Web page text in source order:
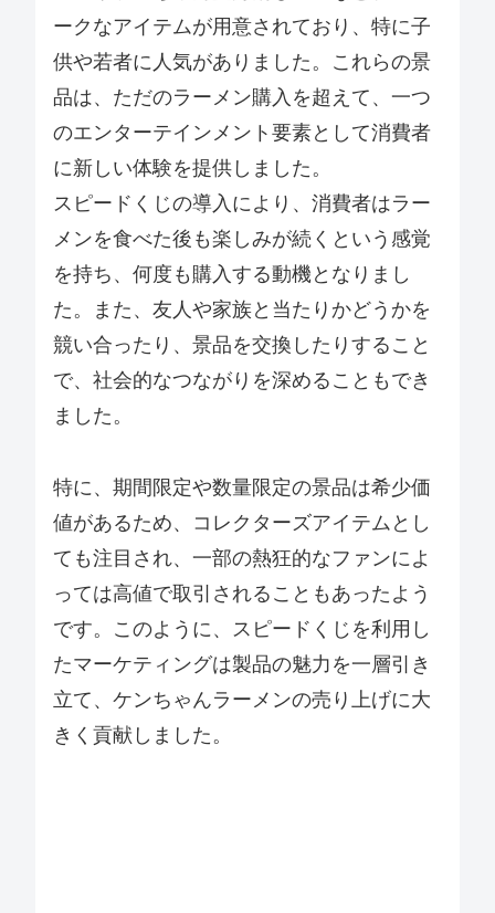
ークなアイテムが用意されており、特に子
供や若者に人気がありました。これらの景
品は、ただのラーメン購入を超えて、一つ
のエンターテインメント要素として消費者
に新しい体験を提供しました。
スピードくじの導入により、消費者はラー
メンを食べた後も楽しみが続くという感覚
を持ち、何度も購入する動機となりまし
た。また、友人や家族と当たりかどうかを
競い合ったり、景品を交換したりすること
で、社会的なつながりを深めることもでき
ました。
特に、期間限定や数量限定の景品は希少価
値があるため、コレクターズアイテムとし
ても注目され、一部の熱狂的なファンによ
っては高値で取引されることもあったよう
です。このように、スピードくじを利用し
たマーケティングは製品の魅力を一層引き
立て、ケンちゃんラーメンの売り上げに大
きく貢献しました。